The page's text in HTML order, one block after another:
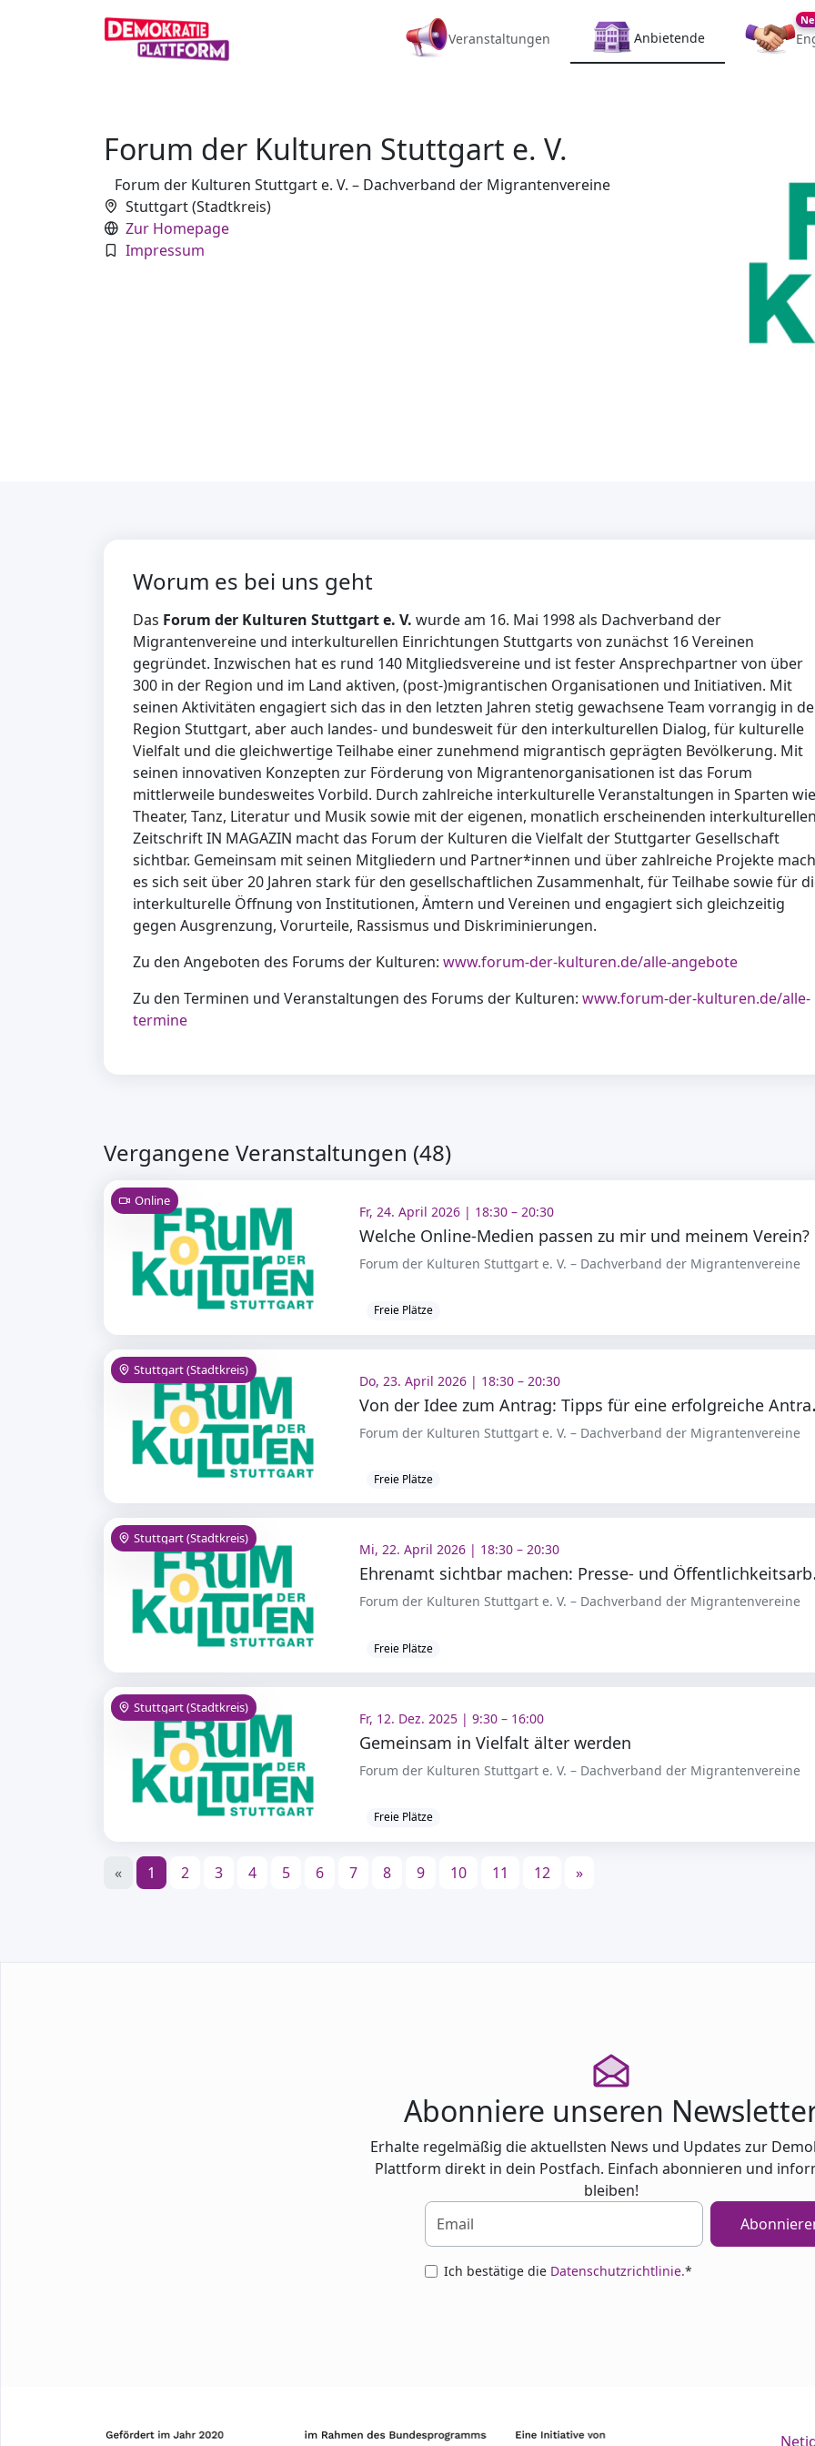
Veranstaltungen Anbietende
Forum der Kulturen Stuttgart e. V.
Forum der Kulturen Stuttgart e. V. – Dachverband der Migrantenvereine
Stuttgart (Stadtkreis)
Zur Homepage
Impressum
Worum es bei uns geht
Das Forum der Kulturen Stuttgart e. V. wurde am 16. Mai 1998 als Dachverband der
Migrantenvereine und interkulturellen Einrichtungen Stuttgarts von zunächst 16 Vereinen
gegründet. Inzwischen hat es rund 140 Mitgliedsvereine und ist fester Ansprechpartner von über
300 in der Region und im Land aktiven, (post-)migrantischen Organisationen und Initiativen. Mit
seinen Aktivitäten engagiert sich das in den letzten Jahren stetig gewachsene Team vorrangig in
Region Stuttgart, aber auch landes- und bundesweit für den interkulturellen Dialog, für kulturelle
Vielfalt und die gleichwertige Teilhabe einer zunehmend migrantisch geprägten Bevölkerung. Mit
seinen innovativen Konzepten zur Förderung von Migrantenorganisationen ist das Forum
mittlerweile bundesweites Vorbild. Durch zahlreiche interkulturelle Veranstaltungen in Sparten wie
Theater, Tanz, Literatur und Musik sowie mit der eigenen, monatlich erscheinenden interkulturellen
Zeitschrift IN MAGAZIN macht das Forum der Kulturen die Vielfalt der Stuttgarter Gesellschaft
sichtbar. Gemeinsam mit seinen Mitgliedern und Partner*innen und über zahlreiche Projekte
es sich seit über 20 Jahren stark für den gesellschaftlichen Zusammenhalt, für Teilhabe sowie für
interkulturelle Öffnung von Institutionen, Ämtern und Vereinen und engagiert sich gleichzeitig
gegen Ausgrenzung, Vorurteile, Rassismus und Diskriminierungen.
Zu den Angeboten des Forums der Kulturen: www.forum-der-kulturen.de/alle-angebote
Zu den Terminen und Veranstaltungen des Forums der Kulturen: www.forum-der-kulturen.de/alle-
termine
Vergangene Veranstaltungen (48)
Online
Fr, 24. April 2026 | 18:30 – 20:30
Welche Online-Medien passen zu mir und meinem Verein?
Forum der Kulturen Stuttgart e. V. – Dachverband der Migrantenvereine
Freie Plätze
Stuttgart (Stadtkreis)
Do, 23. April 2026 | 18:30 – 20:30
on der
Forum der Kulturen Stuttgart e. V. – Dachverband der Migrantenvereine
Freie Plätze
Stuttgart (Stadtkreis)
Mi, 22. April 2026 | 18:30 – 20:30
Forum der Kulturen Stuttgart e. V. – Dachverband der Migrantenvereine
Freie Plätze
Stuttgart (Stadtkreis)
Fr, 12. Dez. 2025 | 9:30 – 16:00
Gemeinsam in Vielfalt älter werden
Forum der Kulturen Stuttgart e. V. – Dachverband der Migrantenvereine
Freie Plätze
« 1 2 3 4 5 6 7 8 9 10 11 12 »
Abonniere unseren
Erhalte regelmäßig die aktuellsten News und Updates zur
Plattform direkt in dein Postfach. Einfach abonnieren und
bleiben!
Ich bestätige die Datenschutzrichtlinie.*